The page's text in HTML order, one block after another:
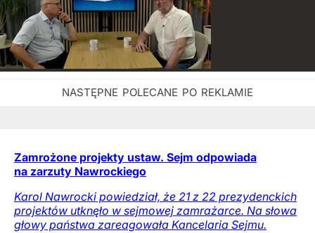
Zamrożone projekty ustaw. Sejm odpowiada
na zarzuty Nawrockiego
Karol Nawrocki powiedział, że 21 z 22 prezydenckich
projektów utknęło w sejmowej zamrażarce. Na słowa
głowy państwa zareagowała Kancelaria Sejmu.